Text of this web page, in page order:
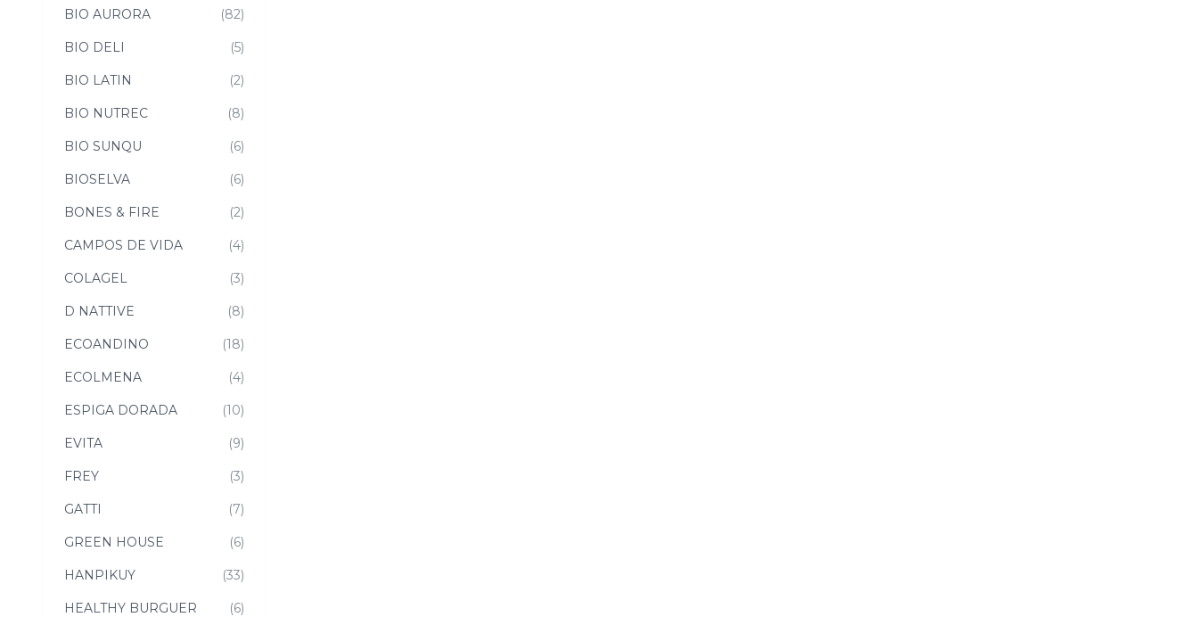
BIO AURORA (82)
BIO DELI (5)
BIO LATIN (2)
BIO NUTREC (8)
BIO SUNQU (6)
BIOSELVA (6)
BONES & FIRE (2)
CAMPOS DE VIDA (4)
COLAGEL (3)
D NATTIVE (8)
ECOANDINO (18)
ECOLMENA (4)
ESPIGA DORADA (10)
EVITA (9)
FREY (3)
GATTI (7)
GREEN HOUSE (6)
HANPIKUY (33)
HEALTHY BURGUER (6)